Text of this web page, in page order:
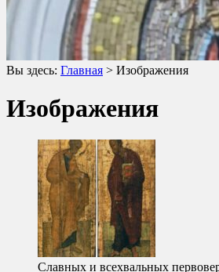
Вы здесь: Главная > Изображения
Изображения
Славных и всехвальных